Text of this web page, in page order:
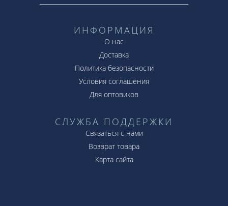
ИНФОРМАЦИЯ
О нас
Доставка
Политика безопасности
Условия соглашения
Для оптовиков
СЛУЖБА ПОДДЕРЖКИ
Связаться с нами
Возврат товара
Карта сайта